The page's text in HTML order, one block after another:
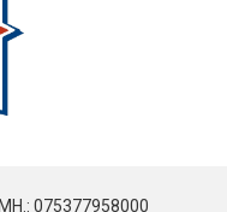
075377958000